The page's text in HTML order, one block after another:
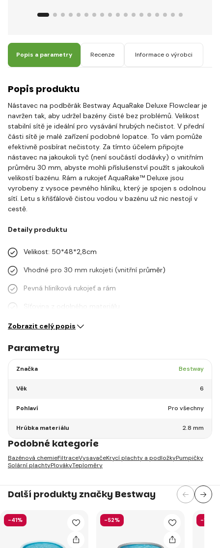
Popis a parametry Recenze Informace o výrobci
Popis produktu
Nástavec na podběrák Bestway AquaRake Deluxe Flowclear je
navržen tak, aby udržel bazény čisté bez problémů. Velikost
stabilní sítě je ideální pro vysávání hrubých nečistot. V přední
části sítě je malé zařízení podobné lopatce. To vám pomůže
efektivně posbírat nečistoty. Za tímto účelem připojte
nástavec na jakoukoli tyč (není součástí dodávky) o vnitřním
průměru 30 mm, abyste mohli příslušenství použít s jakoukoli
velikostí bazénu. Rám a rukojeť AquaRake™ Deluxe jsou
vyrobeny z vysoce pevného hliníku, který je spojen s odolnou
sítí. Letu s křišťálově čistou vodou v bazénu už nic nestojí v
cestě.
Detaily produktu
Velikost: 50*48*2,8cm
Vhodné pro 30 mm rukojeti (vnitřní průměr)
Pevná hliníková rukojeť a rám
Síťovina z odolného materiálu
Zobrazit celý popis
Parametry
Značka Bestway
Věk 6
Pohlaví Pro všechny
Hrúbka materiálu 2.8 mm
Podobné kategorie
Bazénová chemieFiltraceVysavačeKrycí plachty a podložkyPumpičky
Solární plachtyPlovákyTeploměry
Další produkty značky Bestway
-41% -52% -13%